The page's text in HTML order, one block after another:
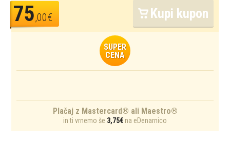
75,00€ Kupi kupon
SUPER
CENA
Plačaj z Mastercard® ali Maestro®
in ti vrnemo še 3,75€ na eDenarnico